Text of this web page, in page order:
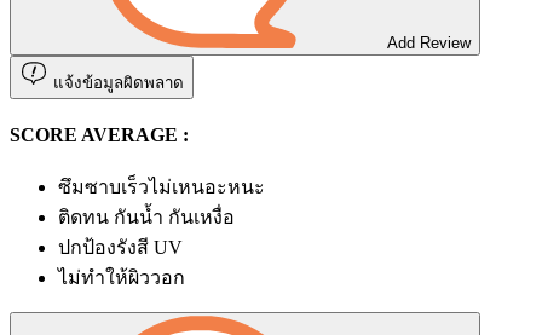
Add Review
แจ้งข้อมูลผิดพลาด
SCORE AVERAGE :
ซึมซาบเร็วไม่เหนอะหนะ
ติดทน กันน้ำ กันเหงื่อ
ปกป้องรังสี UV
ไม่ทำให้ผิววอก